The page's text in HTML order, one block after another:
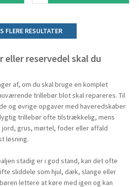
FLERE RESULTATER
reservedel skal du
af, om du skal bruge en komplet
trillebør blot skal repareres. Til
og øvrige opgaver med haveredskaber
trillebør ofte tilstrækkelig, mens
grus, mørtel, foder eller affald
løsning.
stadig er i god stand, kan det ofte
sliddele som hjul, dæk, slange eller
lettere at køre med igen og kan